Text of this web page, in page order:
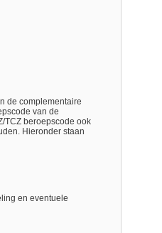
de complementaire
van de
TCZ beroepscode ook
Hieronder staan
en eventuele